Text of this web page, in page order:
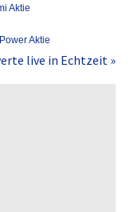
Aktie
Aktie
live in Echtzeit »